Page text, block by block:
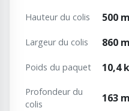
Hauteur du colis 500
Largeur du colis 860
Poids du paquet 10,4
Profondeur du
colis
163